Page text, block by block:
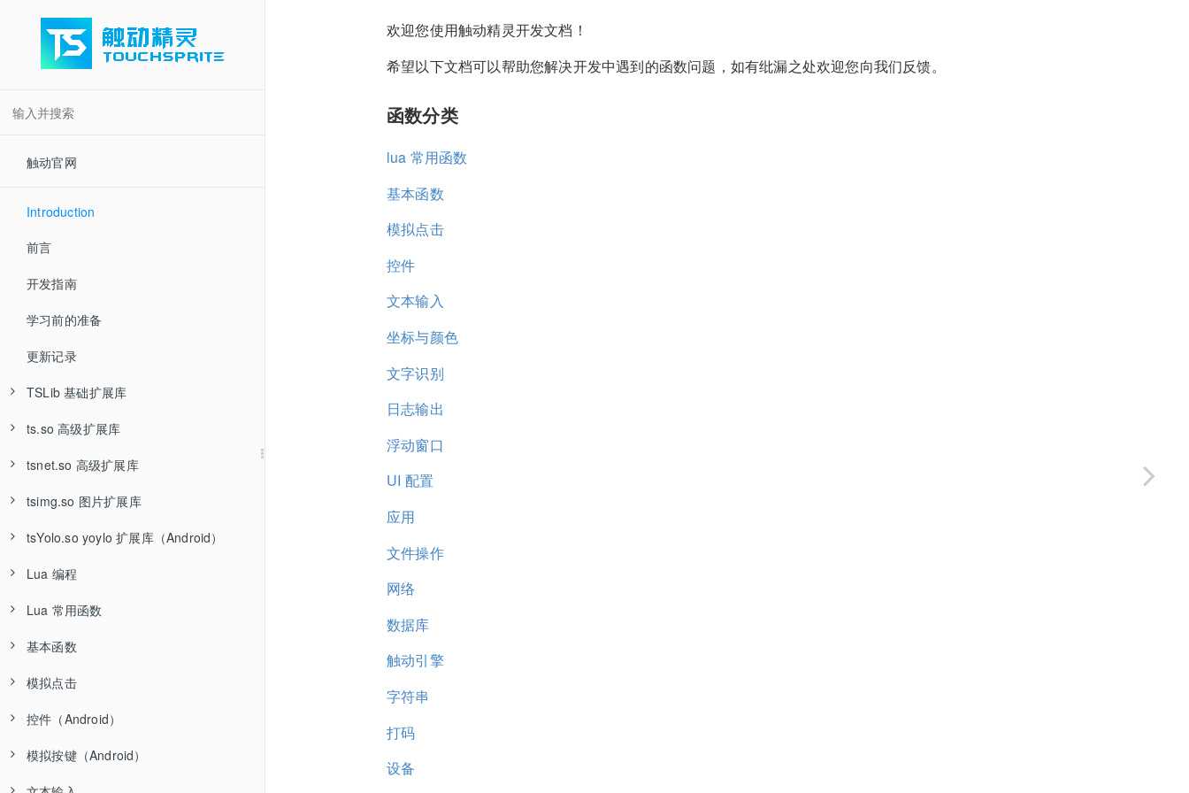
触动官网
Introduction
前言
开发指南
学习前的准备
更新记录
TSLib 基础扩展库
使用方法和下载
更新日志
函数：TSVersions 获取扩展库版本号
函数：compareVersion 比较版本号
函数：checkTSLibrary 检测加载插件
相关函数
ts.so 高级扩展库
使用方法和下载
更新日志
函数：ts.version 获取扩展库版本号
相关函数
tsnet.so 高级扩展库
使用方法和下载
函数：TSNETVersion 获取版本号
相关函数
tsimg.so 图片扩展库
使用方法和下载
函数：TSImgVersion 获取版本号
相关函数
tsYolo.so yoylo 扩展库（Android）
使用方法和下载
函数：yolo.version 获取版本号
相关函数
Lua 编程
Lua 编程
注释
语句块
赋值语句
循环语句
Lua 常用函数
基础函数
函数：type 判断数据类型
函数：require 加载模块
函数：tonumber 将字符串转成数字
基本函数
函数：init 初始化
函数：mSleep 延时
模拟点击
函数：tap 点击
函数：moveTo 滑动
控件（Android）
模拟按键（Android）
欢迎您使用触动精灵开发文档！
希望以下文档可以帮助您解决开发中遇到的函数问题，如有纰漏之处欢迎您向我们反馈。
函数分类
lua 常用函数
基本函数
模拟点击
控件
文本输入
坐标与颜色
文字识别
日志输出
浮动窗口
UI 配置
应用
文件操作
网络
数据库
触动引擎
字符串
打码
设备